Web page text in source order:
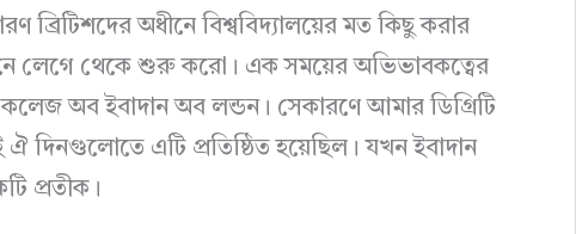
ব্রিটিশদের অধীনে বিশ্ববিদ্যালয়ের মত কিছু করার
লেগে থেকে শুরু করো। এক সময়ের অভিভাবকত্বের
কলেজ অব ইবাদান অব লন্ডন। সেকারণে আমার ডিগ্রিটি
ঐ দিনগুলোতে এটি প্রতিষ্ঠিত হয়েছিল। যখন ইবাদান
প্রতীক।